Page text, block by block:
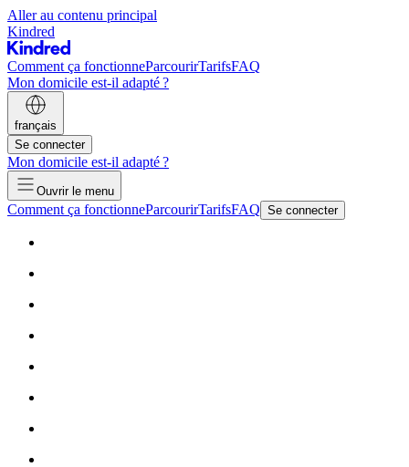
Aller au contenu principal
Kindred
Comment ça fonctionneParcourirTarifsFAQ
Mon domicile est-il adapté ?
français
Se connecter
Mon domicile est-il adapté ?
Ouvrir le menu
Comment ça fonctionneParcourirTarifsFAQ Se connecter